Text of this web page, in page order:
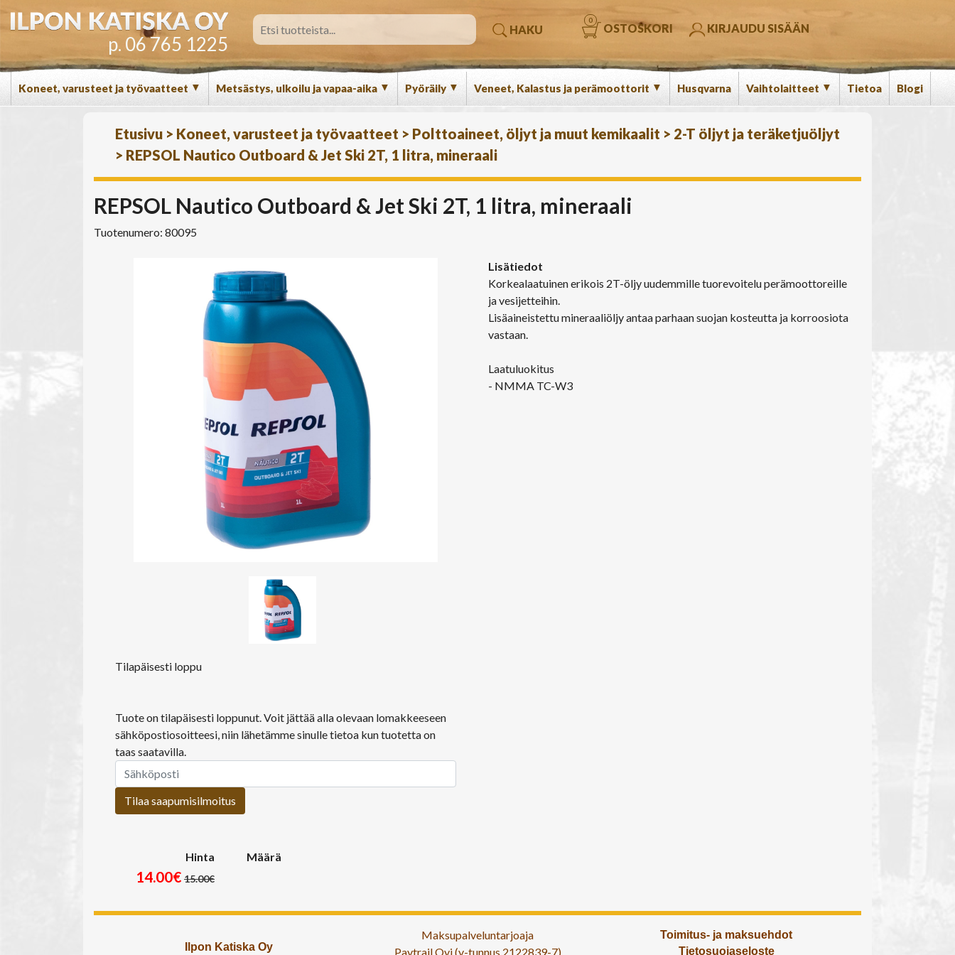
p. 06 765 1225
HAKU OSTOSKORI
0
KIRJAUDU SISÄÄN
Koneet, varusteet ja työvaatteet ▼ Metsästys, ulkoilu ja vapaa-aika ▼ Pyöräily ▼ Veneet, Kalastus ja perämoottorit ▼ Husqvarna Vaihtolaitteet ▼ Tietoa Blogi
Etusivu > Koneet, varusteet ja työvaatteet > Polttoaineet, öljyt ja muut kemikaalit > 2-T öljyt ja teräketjuöljyt
> REPSOL Nautico Outboard & Jet Ski 2T, 1 litra, mineraali
REPSOL Nautico Outboard & Jet Ski 2T, 1 litra, mineraali
Tuotenumero: 80095
Tilapäisesti loppu
Tuote on tilapäisesti loppunut. Voit jättää alla olevaan lomakkeeseen
sähköpostiosoitteesi, niin lähetämme sinulle tietoa kun tuotetta on
taas saatavilla.
Tilaa saapumisilmoitus
Hinta
14.00€ 15.00€
Määrä
Lisätiedot
Korkealaatuinen erikois 2T-öljy uudemmille tuorevoitelu perämoottoreille
ja vesijetteihin.
Lisäaineistettu mineraaliöljy antaa parhaan suojan kosteutta ja korroosiota
vastaan.
Laatuluokitus
- NMMA TC-W3
Ilpon Katiska Oy
Maksupalveluntarjoaja
Paytrail Oyj (y-tunnus 2122839-7)
Toimitus- ja maksuehdot
Tietosuojaseloste